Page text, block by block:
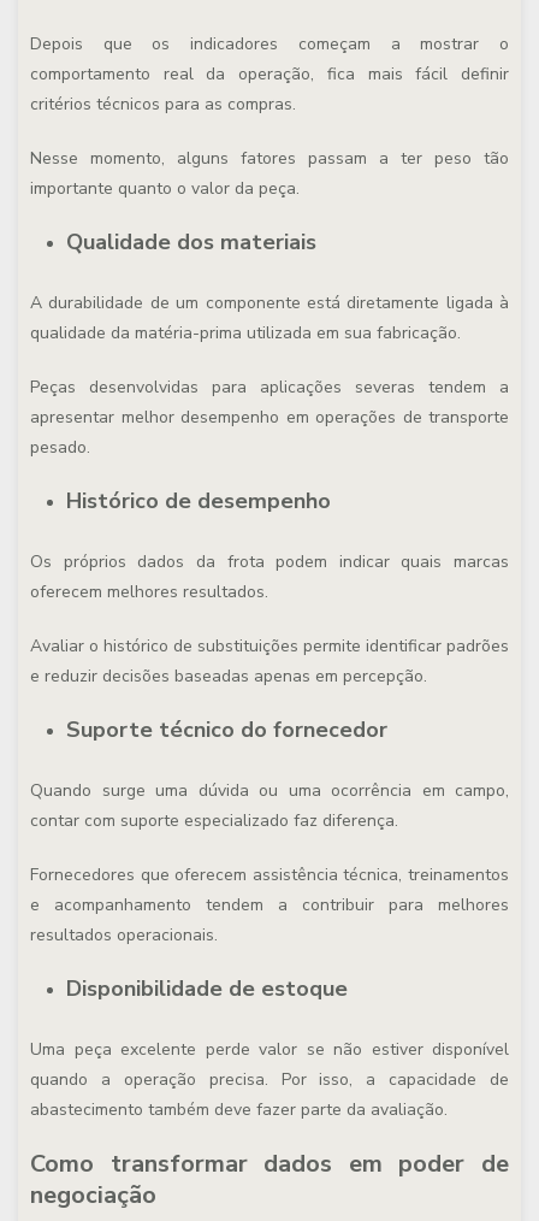
Depois que os indicadores começam a mostrar o
comportamento real da operação, fica mais fácil definir
critérios técnicos para as compras.
Nesse momento, alguns fatores passam a ter peso tão
importante quanto o valor da peça.
Qualidade dos materiais
A durabilidade de um componente está diretamente ligada à
qualidade da matéria-prima utilizada em sua fabricação.
Peças desenvolvidas para aplicações severas tendem a
apresentar melhor desempenho em operações de transporte
pesado.
Histórico de desempenho
Os próprios dados da frota podem indicar quais marcas
oferecem melhores resultados.
Avaliar o histórico de substituições permite identificar padrões
e reduzir decisões baseadas apenas em percepção.
Suporte técnico do fornecedor
Quando surge uma dúvida ou uma ocorrência em campo,
contar com suporte especializado faz diferença.
Fornecedores que oferecem assistência técnica, treinamentos
e acompanhamento tendem a contribuir para melhores
resultados operacionais.
Disponibilidade de estoque
Uma peça excelente perde valor se não estiver disponível
quando a operação precisa. Por isso, a capacidade de
abastecimento também deve fazer parte da avaliação.
Como transformar dados em poder de
negociação